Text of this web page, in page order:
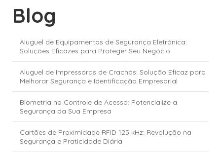
Blog
Aluguel de Equipamentos de Segurança Eletrônica:
Soluções Eficazes para Proteger Seu Negócio
Aluguel de Impressoras de Crachás: Solução Eficaz para
Melhorar Segurança e Identificação Empresarial
Biometria no Controle de Acesso: Potencialize a
Segurança da Sua Empresa
Cartões de Proximidade RFID 125 kHz: Revolução na
Segurança e Praticidade Diária